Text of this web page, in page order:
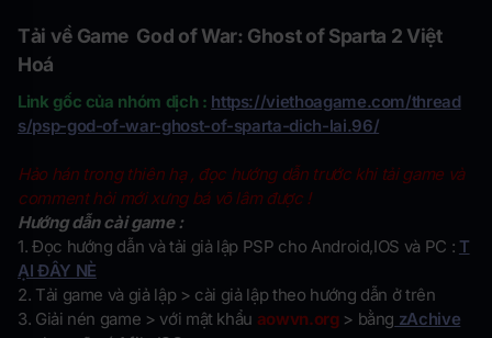
Tải về Game God of War: Ghost of Sparta 2 Việt
Hoá
Link gốc của nhóm dịch : https://viethoagame.com/thread
s/psp-god-of-war-ghost-of-sparta-dich-lai.96/
Hảo hán trong thiên hạ , đọc hướng dẫn trước khi tải game và
comment hỏi mới xưng bá võ lâm được !
Hướng dẫn cài game :
1. Đọc hướng dẫn và tải giả lập PSP cho Android,IOS và PC : T
ẠI ĐÂY NÈ
2. Tải game và giả lập > cài giả lập theo hướng dẫn ở trên
3. Giải nén game > với mật khẩu aowvn.org > bằng zAchive